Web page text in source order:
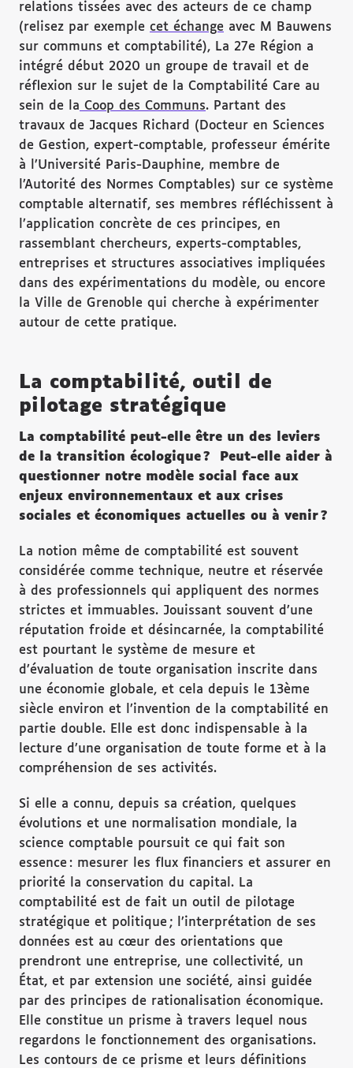
relations tissées avec des acteurs de ce champ
(relisez par exemple cet échange avec M Bauwens
sur communs et comptabilité), La 27e Région a
intégré début 2020 un groupe de travail et de
réflexion sur le sujet de la Comptabilité Care au
sein de la Coop des Communs. Partant des
travaux de Jacques Richard (Docteur en Sciences
de Gestion, expert-comptable, professeur émérite
à l’Université Paris-Dauphine, membre de
l’Autorité des Normes Comptables) sur ce système
comptable alternatif, ses membres réfléchissent à
l’application concrète de ces principes, en
rassemblant chercheurs, experts-comptables,
entreprises et structures associatives impliquées
dans des expérimentations du modèle, ou encore
la Ville de Grenoble qui cherche à expérimenter
autour de cette pratique.
La comptabilité, outil de
pilotage stratégique
La comptabilité peut-elle être un des leviers
de la transition écologique ? Peut-elle aider à
questionner notre modèle social face aux
enjeux environnementaux et aux crises
sociales et économiques actuelles ou à venir ?
La notion même de comptabilité est souvent
considérée comme technique, neutre et réservée
à des professionnels qui appliquent des normes
strictes et immuables. Jouissant souvent d’une
réputation froide et désincarnée, la comptabilité
est pourtant le système de mesure et
d’évaluation de toute organisation inscrite dans
une économie globale, et cela depuis le 13ème
siècle environ et l’invention de la comptabilité en
partie double. Elle est donc indispensable à la
lecture d’une organisation de toute forme et à la
compréhension de ses activités.
Si elle a connu, depuis sa création, quelques
évolutions et une normalisation mondiale, la
science comptable poursuit ce qui fait son
essence : mesurer les flux financiers et assurer en
priorité la conservation du capital. La
comptabilité est de fait un outil de pilotage
stratégique et politique ; l’interprétation de ses
données est au cœur des orientations que
prendront une entreprise, une collectivité, un
État, et par extension une société, ainsi guidée
par des principes de rationalisation économique.
Elle constitue un prisme à travers lequel nous
regardons le fonctionnement des organisations.
Les contours de ce prisme et leurs définitions